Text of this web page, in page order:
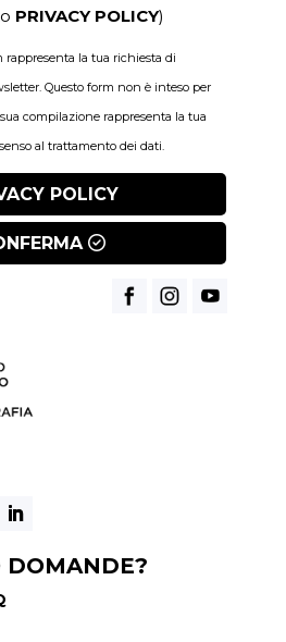
PRIVACY POLICY)
rappresenta la tua richiesta di
Questo form non è inteso per
compilazione rappresenta la tua
al trattamento dei dati.
POLICY